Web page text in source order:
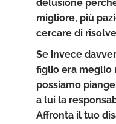
delusione
migliore, più
cercare di
Se invece
figlio era meglio
possiamo
a lui la
Affronta il tuo